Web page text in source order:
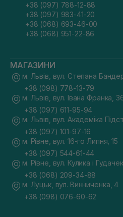
+38 (097) 788-12-88
+38 (097) 983-41-20
+38 (068) 693-46-00
+38 (068) 951-22-86
МАГАЗИНИ
м. Львів, вул. Степана
+38 (098) 778-13-79
м. Львів, вул. Івана Франка,
+38 (097) 611-95-94
м. Львів, вул. Академіка
+38 (097) 101-97-16
м. Рівне, вул. 16-го Липня, 15
+38 (097) 544-61-44
м. Рівне, вул. Кулика і
+38 (068) 209-34-88
м. Луцьк, вул. Винниченка, 4
+38 (098) 076-60-62